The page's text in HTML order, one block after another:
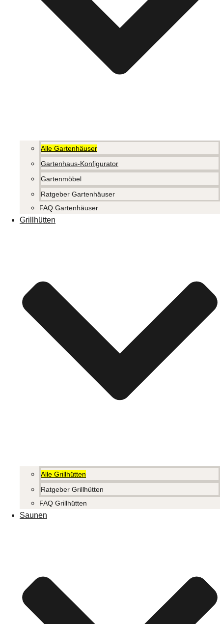
Alle Gartenhäuser
Gartenhaus-Konfigurator
Gartenmöbel
Ratgeber Gartenhäuser
FAQ Gartenhäuser
Grillhütten
Alle Grillhütten
Ratgeber Grillhütten
FAQ Grillhütten
Saunen